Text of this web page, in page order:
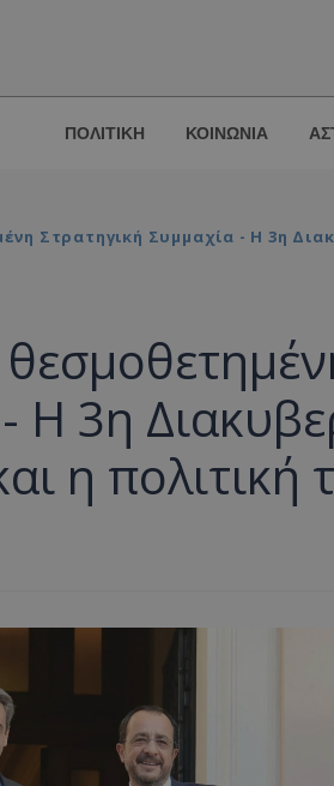
ΠΟΛΙΤΙΚΗ ΚΟΙΝΩΝΙΑ
Στρατηγική Συμμαχία - Η 3η
Η 3η
η πολιτική